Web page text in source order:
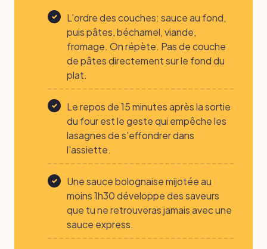
L'ordre des couches: sauce au fond,
puis pâtes, béchamel, viande,
fromage. On répète. Pas de couche
de pâtes directement sur le fond du
plat.
Le repos de 15 minutes après la sortie
du four est le geste qui empêche les
lasagnes de s'effondrer dans
l'assiette.
Une sauce bolognaise mijotée au
moins 1h30 développe des saveurs
que tu ne retrouveras jamais avec une
sauce express.